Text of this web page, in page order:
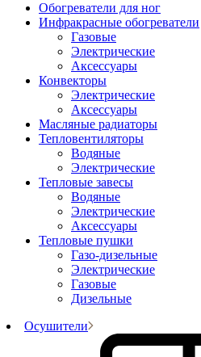
Обогреватели для ног
Инфракрасные обогреватели
Газовые
Электрические
Аксессуары
Конвекторы
Электрические
Аксессуары
Масляные радиаторы
Тепловентиляторы
Водяные
Электрические
Тепловые завесы
Водяные
Электрические
Аксессуары
Тепловые пушки
Газо-дизельные
Электрические
Газовые
Дизельные
Осушители